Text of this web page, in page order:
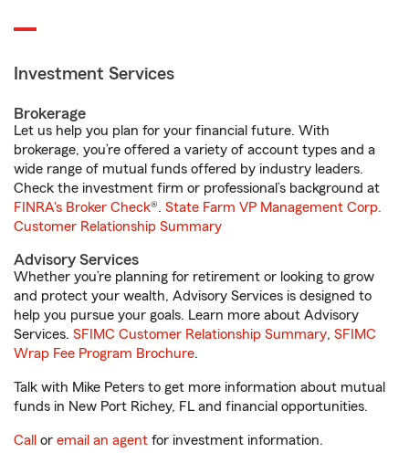
Investment Services
Brokerage
Let us help you plan for your financial future. With
brokerage, you’re offered a variety of account types and a
wide range of mutual funds offered by industry leaders.
Check the investment firm or professional’s background at
FINRA's Broker Check®. State Farm VP Management Corp.
Customer Relationship Summary
Advisory Services
Whether you’re planning for retirement or looking to grow
and protect your wealth, Advisory Services is designed to
help you pursue your goals. Learn more about Advisory
Services. SFIMC Customer Relationship Summary, SFIMC
Wrap Fee Program Brochure.
Talk with Mike Peters to get more information about mutual
funds in New Port Richey, FL and financial opportunities.
Call or email an agent for investment information.